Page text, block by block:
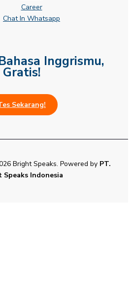
Career
Chat In Whatsapp
Inggrismu,
Gratis!
Sekarang!
Bright Speaks. Powered by PT.
Speaks Indonesia